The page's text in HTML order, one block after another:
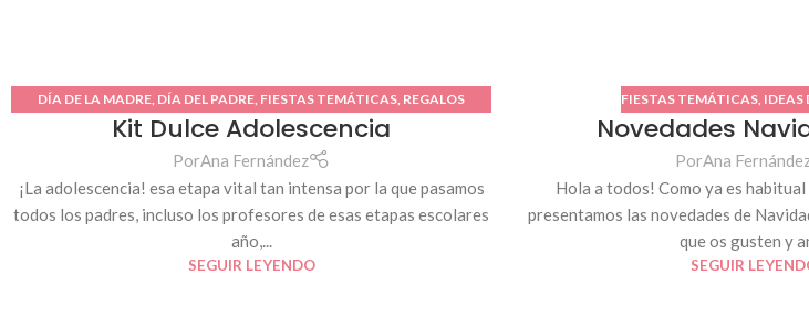
DÍA DE LA MADRE DÍA DEL PADRE FIESTAS TEMÁTICAS REGALOS
PERSONALIZADOS
Kit Dulce Adolescencia
PorAna Fernández
¡La adolescencia! esa etapa vital tan intensa por la que pasamos
todos los padres, incluso los profesores de esas etapas escolares
año,...
SEGUIR LEYENDO
FIESTAS TEMÁTICAS, IDEAS
Novedades
PorAna
Hola a todos! Como ya es
presentamos las novedades de
que os gusten y
SEGUIR